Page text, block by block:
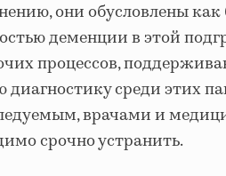
они обусловлены как
деменции в этой
процессов,
диагностику среди этих
врачами и
срочно устранить.